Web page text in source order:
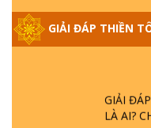
GIẢI ĐÁP THIỀN
GIẢI
- BÁC
DO ĐÂU
GIẢI
LÀ AI?